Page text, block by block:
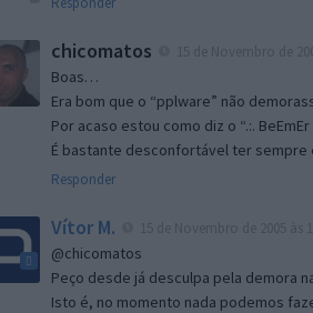
chicomatos
Boas…
Era bom que o “pplware” não
Por acaso estou como diz o “.:.
É bastante desconfortável ter sempre
Responder
Vítor M.
@chicomatos
Peço desde já desculpa pela demora
Isto é, no momento nada podemos